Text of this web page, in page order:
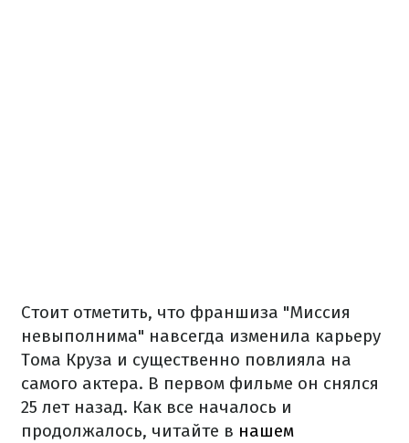
Стоит отметить, что франшиза "Миссия
невыполнима" навсегда изменила карьеру
Тома Круза и существенно повлияла на
самого актера. В первом фильме он снялся
25 лет назад. Как все началось и
продолжалось, читайте в нашем